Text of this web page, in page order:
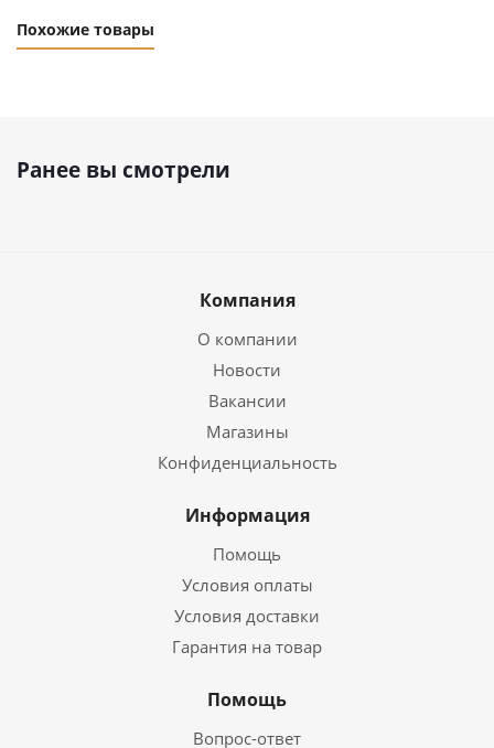
Похожие товары
Ранее вы смотрели
Компания
О компании
Новости
Вакансии
Магазины
Конфиденциальность
Информация
Помощь
Условия оплаты
Условия доставки
Гарантия на товар
Помощь
Вопрос-ответ